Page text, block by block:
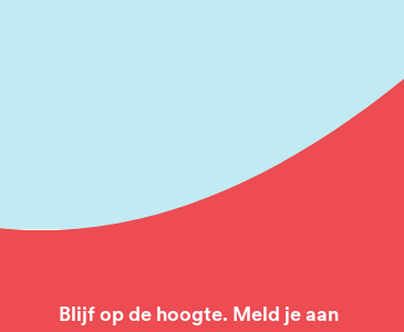
Blijf op de hoogte. Meld je aan